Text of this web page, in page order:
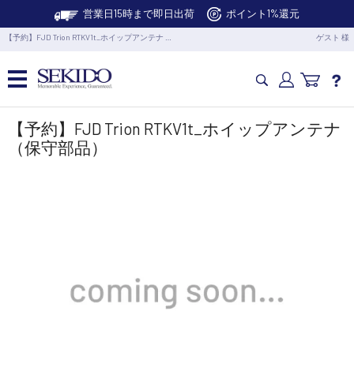
営業日15時まで即日出荷 ポイント1%還元
【予約】FJD Trion RTKV1t_ホイップアンテナ … ゲスト 様
カメラドローン・生活家電
【予約】FJD Trion RTKV1t_ホイップアンテナ
（保守部品）